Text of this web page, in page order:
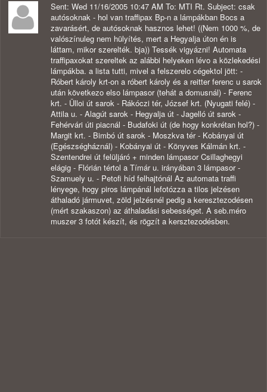
Sent: Wed 11/16/2005 10:47 AM To: MTI Rt. Subject: csak
autósoknak - hol van traffipax Bp-n a lámpákban Bocs a
zavarásért, de autósoknak hasznos lehet! ((Nem 1000 %, de
valószínuleg nem hülyítés, mert a Hegyalja úton én is
láttam, mikor szerelték. bja)) Tessék vigyázni! Automata
traffipaxokat szereltek az alábbi helyeken lévo a közlekedési
lámpákba. a lista tutti, mivel a felszerelo cégektol jött: -
Róbert károly krt-on a róbert károly és a reitter ferenc u sarok
után következo elso lámpasor (tehát a domusnál) - Ferenc
krt. - Ülloi út sarok - Rákóczi tér, József krt. (Nyugati felé) -
Attila u. - Alagút sarok - Hegyalja út - Jagelló út sarok -
Fehérvári úti piacnál - Budafoki út (de hogy konkrétan hol?) -
Margit krt. - Bimbó út sarok - Moszkva tér - Kobányai út
(Egészségháznál) - Kobányai út - Könyves Kálmán krt. -
Szentendrei út felüljáró + minden lámpasor Csillaghegyi
elágig - Flórián tértol a Tímár u. irányában 3 lámpasor -
Szamuely u. - Petofi híd felhajtónál Az automata traffi
lényege, hogy piros lámpánál lefotózza a tilos jelzésen
áthaladó jármuvet, zöld jelzésnél pedig a keresztezodésen
(mért szakaszon) az áthaladási sebességet. A seb.méro
muszer 3 fotót készít, és rögzít a kersztezodésben.